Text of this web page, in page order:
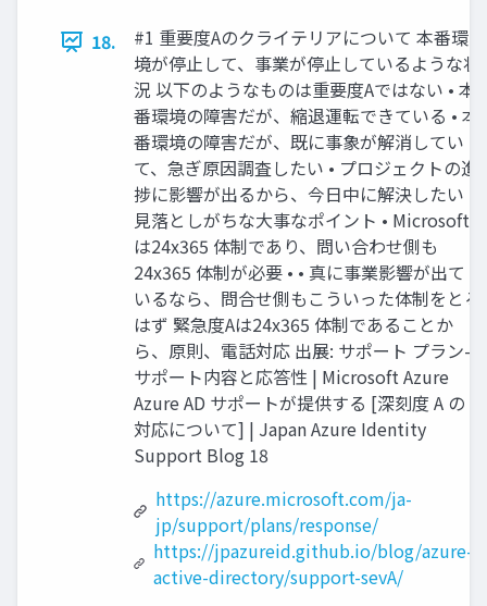
18.
#1 重要度Aのクライテリアについて 本番環
境が停止して、事業が停止しているような状
況 以下のようなものは重要度Aではない • 本
番環境の障害だが、縮退運転できている • 本
番環境の障害だが、既に事象が解消してい
て、急ぎ原因調査したい • プロジェクトの進
捗に影響が出るから、今日中に解決したい
見落としがちな大事なポイント • Microsoft
は24x365 体制であり、問い合わせ側も
24x365 体制が必要 • • 真に事業影響が出て
いるなら、問合せ側もこういった体制をとる
はず 緊急度Aは24x365 体制であることか
ら、原則、電話対応 出展: サポート プラン—
サポート内容と応答性 | Microsoft Azure
Azure AD サポートが提供する [深刻度 A の
対応について] | Japan Azure Identity
Support Blog 18
https://azure.microsoft.com/ja-
jp/support/plans/response/
https://jpazureid.github.io/blog/azure-
active-directory/support-sevA/